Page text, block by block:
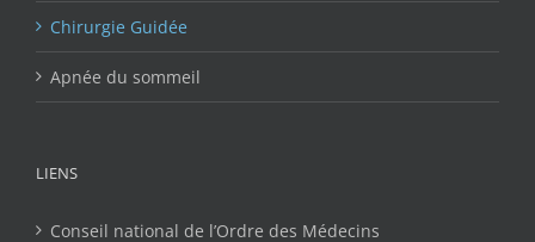
Chirurgie Guidée
Apnée du sommeil
LIENS
Conseil national de l’Ordre des Médecins